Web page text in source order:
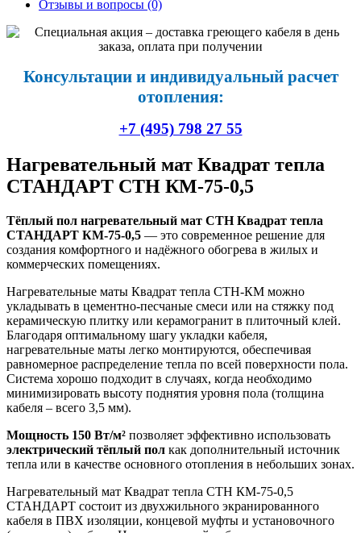
Отзывы и вопросы (0)
Консультации и индивидуальный расчет
отопления:
+7 (495) 798 27 55
Нагревательный мат Квадрат тепла
СТАНДАРТ СТН КМ-75-0,5
Тёплый пол нагревательный мат СТН Квадрат тепла
СТАНДАРТ КМ-75-0,5 — это современное решение для
создания комфортного и надёжного обогрева в жилых и
коммерческих помещениях.
Нагревательные маты Квадрат тепла СТН-КМ можно
укладывать в цементно-песчаные смеси или на стяжку под
керамическую плитку или керамогранит в плиточный клей.
Благодаря оптимальному шагу укладки кабеля,
нагревательные маты легко монтируются, обеспечивая
равномерное распределение тепла по всей поверхности пола.
Система хорошо подходит в случаях, когда необходимо
минимизировать высоту поднятия уровня пола (толщина
кабеля – всего 3,5 мм).
Мощность 150 Вт/м² позволяет эффективно использовать
электрический тёплый пол как дополнительный источник
тепла или в качестве основного отопления в небольших зонах.
Нагревательный мат Квадрат тепла СТН КМ-75-0,5
СТАНДАРТ состоит из двухжильного экранированного
кабеля в ПВХ изоляции, концевой муфты и установочного